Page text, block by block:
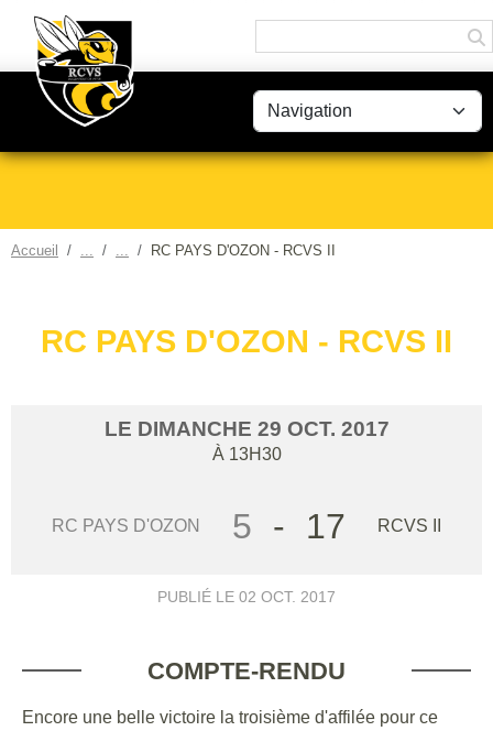
Accueil RC PAYS D'OZON - RCVS II
RC PAYS D'OZON - RCVS II
LE DIMANCHE 29 OCT. 2017
À 13H30
RC PAYS D'OZON 5 - 17 RCVS II
PUBLIÉ LE 02 OCT. 2017
COMPTE-RENDU
Encore une belle victoire la troisième d'affilée pour ce
Panneau de gestion des cookies